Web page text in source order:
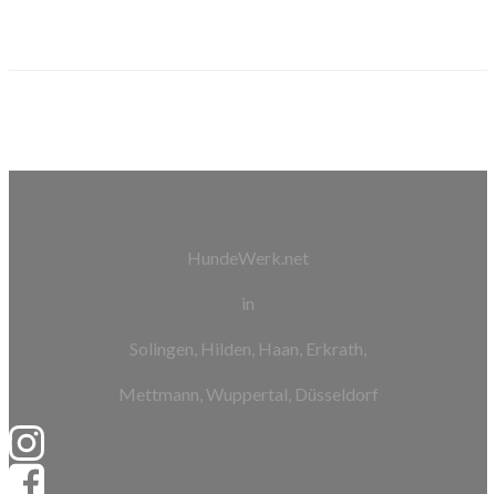
HundeWerk.net
in
Solingen, Hilden, Haan, Erkrath,
Mettmann, Wuppertal, Düsseldorf